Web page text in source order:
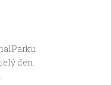
den.